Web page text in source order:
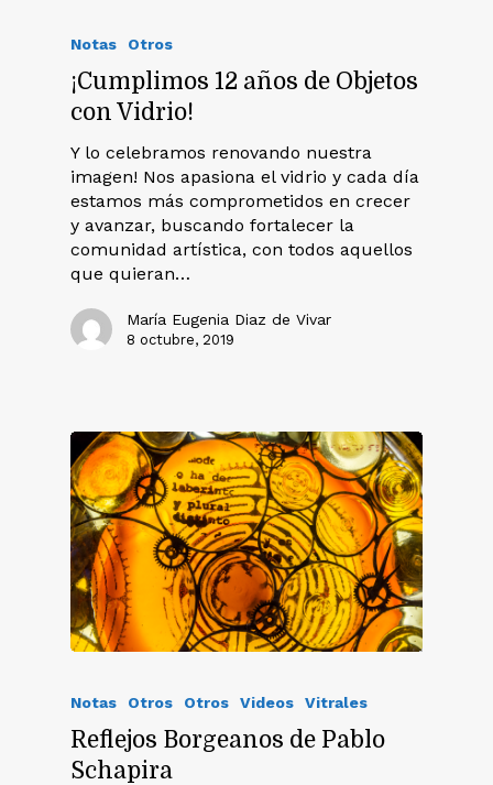
Notas Otros
¡Cumplimos 12 años de Objetos
con Vidrio!
Y lo celebramos renovando nuestra
imagen! Nos apasiona el vidrio y cada día
estamos más comprometidos en crecer
y avanzar, buscando fortalecer la
comunidad artística, con todos aquellos
que quieran…
María Eugenia Diaz de Vivar
8 octubre, 2019
Notas Otros Otros Videos Vitrales
Reflejos Borgeanos de Pablo
Schapira